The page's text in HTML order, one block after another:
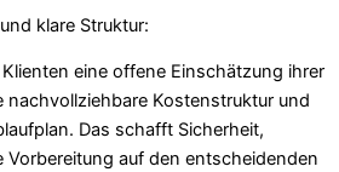
klare Struktur:
eine offene Einschätzung ihrer
nachvollziehbare Kostenstruktur und
Das schafft Sicherheit,
Vorbereitung auf den entscheidenden